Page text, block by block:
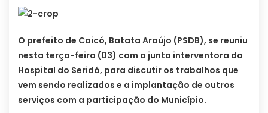
O prefeito de Caicó, Batata Araújo (PSDB), se reuniu
nesta terça-feira (03) com a junta interventora do
Hospital do Seridó, para discutir os trabalhos que
vem sendo realizados e a implantação de outros
serviços com a participação do Município.